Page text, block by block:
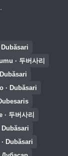
Dubăsari
· 두버사리
Dubăsari
· Dubăsari
· 두버사리
Dubăsari
Dubăsari